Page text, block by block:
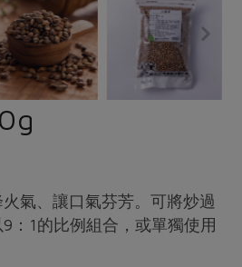
個人清潔
案
減塑減廢
食農教育
氣、讓口氣芬芳。可將炒過
：1的比例組合，或單獨使用